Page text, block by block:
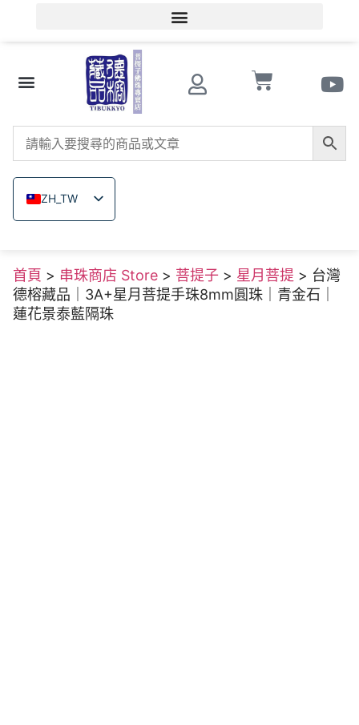
ZH_TW
EN
TH
VI
首頁 > 串珠商店 Store > 菩提子 > 星月菩提 > 台灣
德榕藏品｜3A+星月菩提手珠8mm圓珠｜青金石｜
蓮花景泰藍隔珠